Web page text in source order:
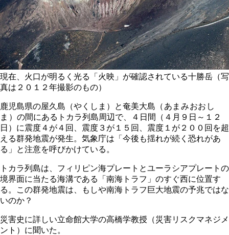
現在、火口が明るく光る「火映」が確認されている十勝岳（写
真は２０１２年撮影のもの）
鹿児島県の屋久島（やくしま）と奄美大島 （あまみおおし
ま ）の間にあるトカラ列島周辺で、４日間（４月９日～１２
日）に震度４が４回、震度３が１５回、震度１が２００回を超
える群発地震が発生。気象庁は「今後も揺れが続く恐れがあ
る」と注意を呼びかけている。
トカラ列島は、フィリピン海プレートとユーラシアプレートの
境界面に当たる海溝である「南海トラフ」のすぐ西に位置す
る。この群発地震は、もしや南海トラフ巨大地震の予兆ではな
いのか？
災害史に詳しい立命館大学の高橋学教授（災害リスクマネジメ
ント）に聞いた。